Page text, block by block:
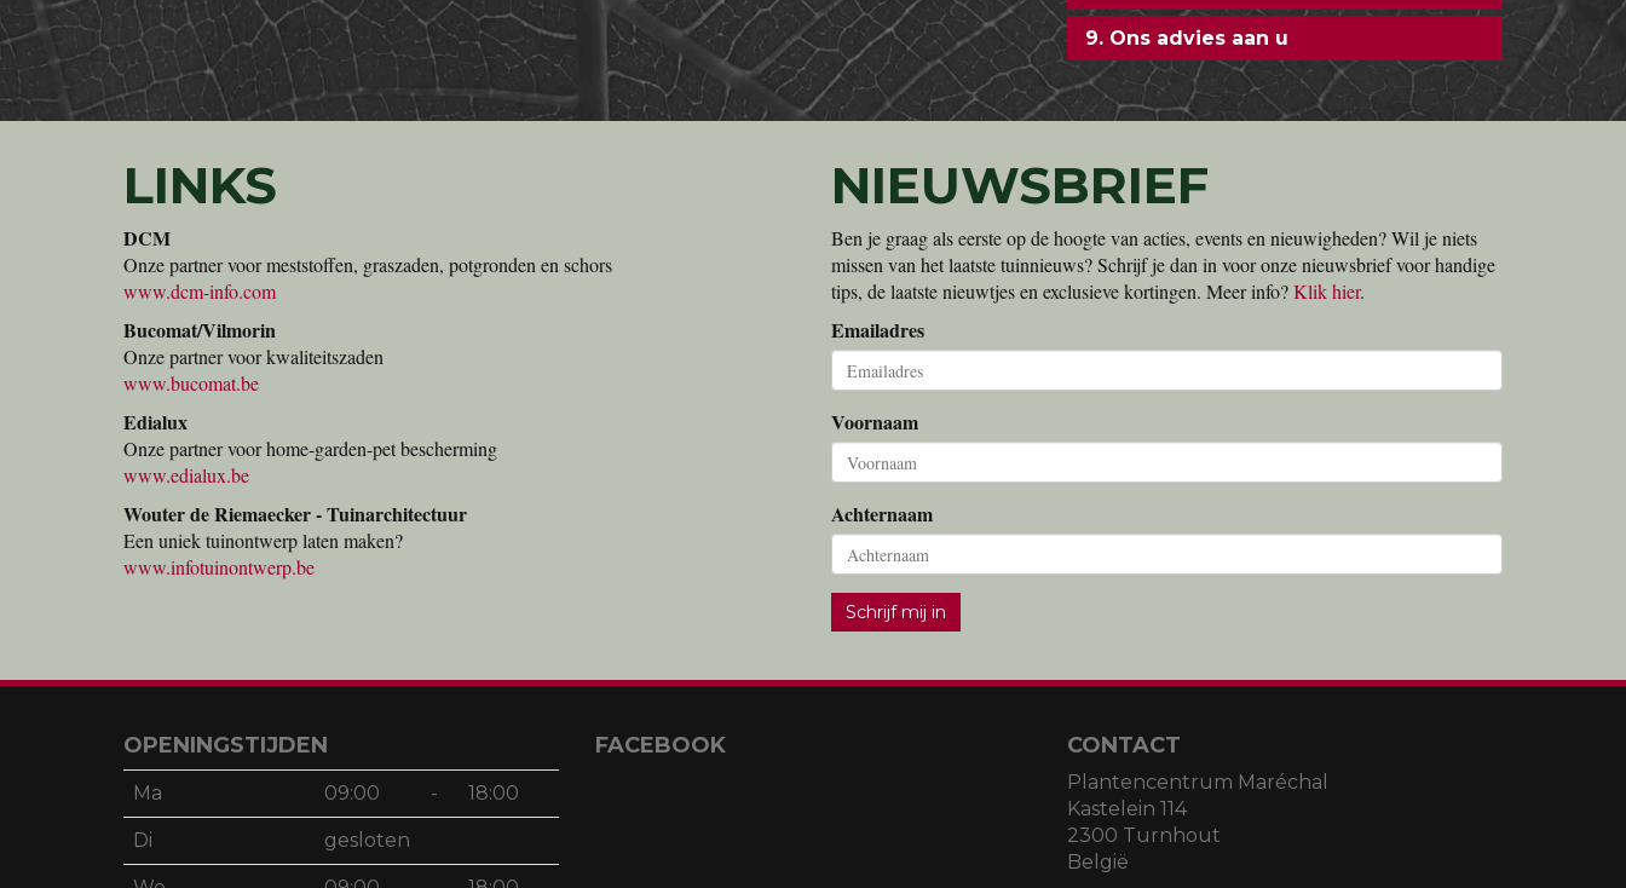
9. Ons advies aan u
LINKS
DCM
Onze partner voor meststoffen, graszaden, potgronden en schors
www.dcm-info.com
Bucomat/Vilmorin
Onze partner voor kwaliteitszaden
www.bucomat.be
Edialux
Onze partner voor home-garden-pet bescherming
www.edialux.be
Wouter de Riemaecker - Tuinarchitectuur
Een uniek tuinontwerp laten maken?
www.infotuinontwerp.be
NIEUWSBRIEF
Ben je graag als eerste op de hoogte van acties, events en nieuwigheden? Wil je niets
missen van het laatste tuinnieuws? Schrijf je dan in voor onze nieuwsbrief voor handige
tips, de laatste nieuwtjes en exclusieve kortingen. Meer info?Klik hier.
Emailadres
Voornaam
Achternaam
Schrijf mij in
OPENINGSTIJDEN
Ma 09:00 - 18:00
Di gesloten
FACEBOOK CONTACT
Plantencentrum Maréchal
Kastelein 114
2300 Turnhout
België